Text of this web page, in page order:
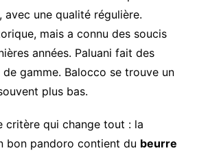
avec une qualité régulière.
mais a connu des soucis
années. Paluani fait des
gamme. Balocco se trouve un
plus bas.
critère qui change tout : la
bon pandoro contient du beurre